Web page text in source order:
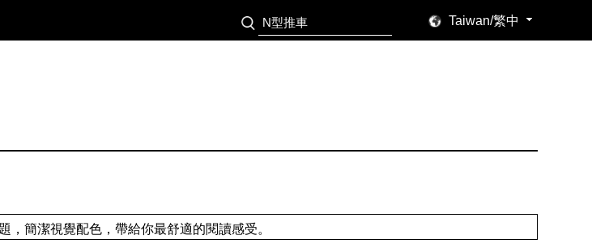
Taiwan/繁中
，簡潔視覺配色，帶給你最舒適的閱讀感受。